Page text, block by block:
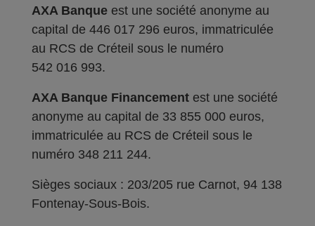
AXA Banque est une société anonyme au
capital de 446 017 296 euros, immatriculée
au RCS de Créteil sous le numéro
542 016 993.
AXA Banque Financement est une société
anonyme au capital de 33 855 000 euros,
immatriculée au RCS de Créteil sous le
numéro 348 211 244.
Sièges sociaux : 203/205 rue Carnot, 94 138
Fontenay-Sous-Bois.